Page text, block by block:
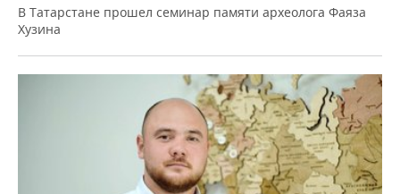
В Татарстане прошел семинар памяти археолога Фаяза
Хузина